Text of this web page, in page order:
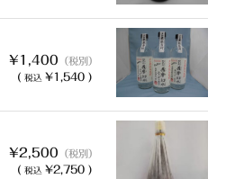
¥1,400 （税別）
( 税込 ¥1,540 )
¥2,500 （税別）
( 税込 ¥2,750 )